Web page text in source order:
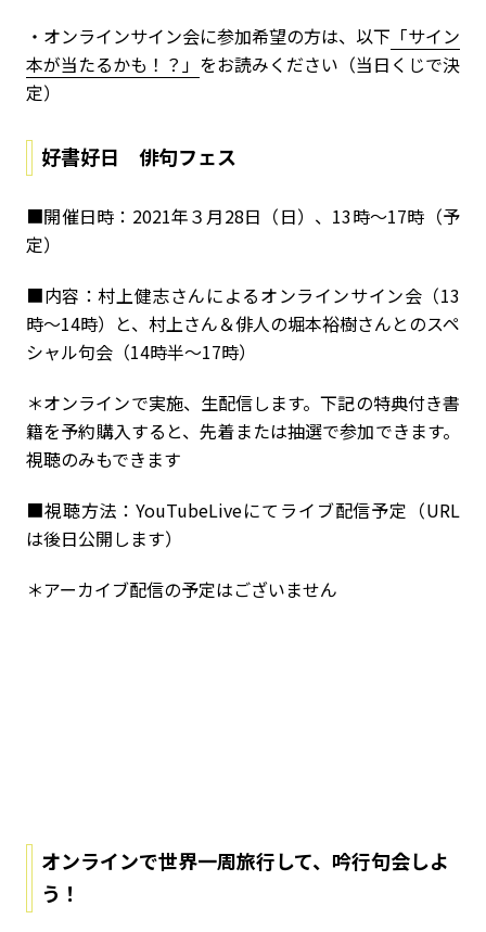
・オンラインサイン会に参加希望の方は、以下 「サイン
本が当たるかも！？」 をお読みください（当日くじで決
定）
好書好日 俳句フェス
■開催日時：2021年３月28日（日）、13時～17時（予
定）
■内容：村上健志さんによるオンラインサイン会（13
時～14時）と、村上さん＆俳人の堀本裕樹さんとのスペ
シャル句会（14時半～17時）
＊オンラインで実施、生配信します。下記の特典付き書
籍を予約購入すると、先着または抽選で参加できます。
視聴のみもできます
■視聴方法：YouTubeLiveにてライブ配信予定（URL
は後日公開します）
＊アーカイブ配信の予定はございません
オンラインで世界一周旅行して、吟行句会しよ
う！